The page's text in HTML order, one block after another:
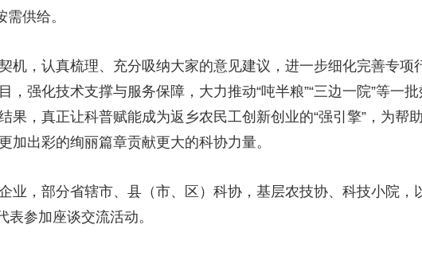
供给。
机，认真梳理、充分吸纳大家的意见建议，进一步细化完善专项
强化技术支撑与服务保障，大力推动“吨半粮”“三边一院”等一
，真正让科普赋能成为返乡农民工创新创业的“强引擎”，为帮
出彩的绚丽篇章贡献更大的科协力量。
业，部分省辖市、县（市、区）科协，基层农技协、科技小院，
表参加座谈交流活动。